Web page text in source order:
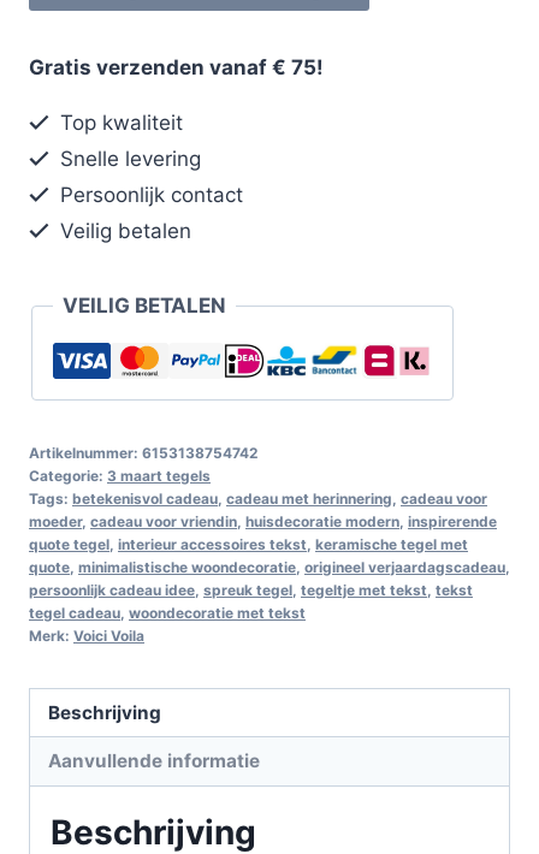
Gratis verzenden vanaf € 75!
Top kwaliteit
Snelle levering
Persoonlijk contact
Veilig betalen
VEILIG BETALEN
Artikelnummer: 6153138754742
Categorie: 3 maart tegels
Tags: betekenisvol cadeau cadeau met herinnering cadeau voor
moeder, cadeau voor vriendin huisdecoratie modern inspirerende
quote tegel interieur accessoires tekst keramische tegel met
quote minimalistische woondecoratie origineel verjaardagscadeau
persoonlijk cadeau idee spreuk tegel tegeltje met tekst tekst
tegel cadeau woondecoratie met tekst
Merk: Voici Voila
Beschrijving
Aanvullende informatie
Beschrijving